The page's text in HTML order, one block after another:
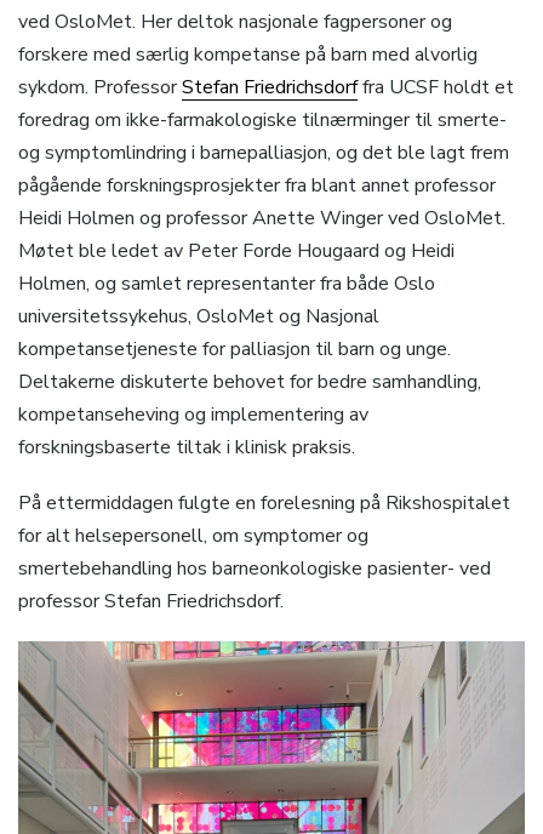
ved OsloMet. Her deltok nasjonale fagpersoner og
forskere med særlig kompetanse på barn med alvorlig
sykdom. ProfessorStefan Friedrichsdorffra UCSF holdt et
foredrag om ikke-farmakologiske tilnærminger til smerte-
og symptomlindring i barnepalliasjon, og det ble lagt frem
pågående forskningsprosjekter fra blant annet professor
Heidi Holmen og professor Anette Winger ved OsloMet.
Møtet ble ledet av Peter Forde Hougaard og Heidi
Holmen, og samlet representanter fra både Oslo
universitetssykehus, OsloMet og Nasjonal
kompetansetjeneste for palliasjon til barn og unge.
Deltakerne diskuterte behovet for bedre samhandling,
kompetanseheving og implementering av
forskningsbaserte tiltak i klinisk praksis.
På ettermiddagen fulgte en forelesning på Rikshospitalet
for alt helsepersonell, om symptomer og
smertebehandling hos barneonkologiske pasienter- ved
professor Stefan Friedrichsdorf.